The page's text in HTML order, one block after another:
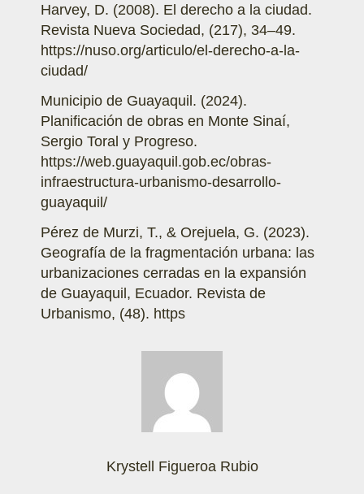
Harvey, D. (2008). El derecho a la ciudad.
Revista Nueva Sociedad, (217), 34–49.
https://nuso.org/articulo/el-derecho-a-la-
ciudad/
Municipio de Guayaquil. (2024).
Planificación de obras en Monte Sinaí,
Sergio Toral y Progreso.
https://web.guayaquil.gob.ec/obras-
infraestructura-urbanismo-desarrollo-
guayaquil/
Pérez de Murzi, T., & Orejuela, G. (2023).
Geografía de la fragmentación urbana: las
urbanizaciones cerradas en la expansión
de Guayaquil, Ecuador. Revista de
Urbanismo, (48). https
Krystell Figueroa Rubio